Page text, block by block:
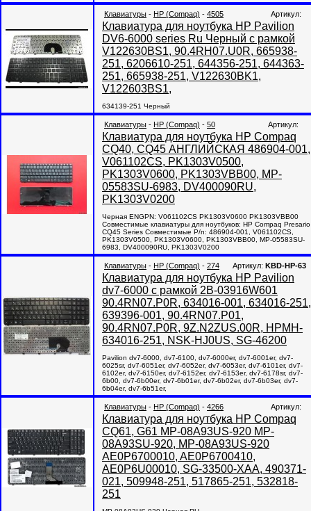
Клавиатуры - HP (Compaq) - 4505 Артикул:
Клавиатура для ноутбука HP Pavilion
DV6-6000 series Ru Черный с рамкой
V122630BS1, 90.4RH07.U0R, 665938-
251, 6206610-251, 644356-251, 644363-
251, 665938-251, V122630BK1,
V122603BS1,
634139-251 Черный
Клавиатуры - HP (Compaq) - 50 Артикул:
Клавиатура для ноутбука HP Compaq
CQ40, CQ45 АНГЛИЙСКАЯ 486904-001,
V061102CS, PK1303V0500,
PK1303V0600, PK1303VBB00, MP-
05583SU-6983, DV400090RU,
PK1303V0200
Черная ENGPN: V061102CS PK1303V0600 PK1303VBB00
Совместимые клавиатуры для ноутбуков: HP Compaq Presario
CQ45 Series Совместимые P/n: 486904-001, V061102CS,
PK1303V0500, PK1303V0600, PK1303VBB00, MP-05583SU-
6983, DV400090RU, PK1303V0200
Клавиатуры - HP (Compaq) - 274 Артикул: KBD-HP-63
Клавиатура для ноутбука HP Pavilion
dv7-6000 с рамкой 2B-03916W601
90.4RN07.P0R, 634016-001, 634016-251,
639396-001, 90.4RN07.P01,
90.4RN07.P0R, 9Z.N2ZUS.00R, HPMH-
634016-251, NSK-HJ0US, SG-46200
Pavilion dv7-6000, dv7-6100, dv7-6000er, dv7-6001er, dv7-
6025sr, dv7-6051er, dv7-6052er, dv7-6053er, dv7-6101er, dv7-
6102er, dv7-6150er, dv7-6152er, dv7-6153er, dv7-6178sr, dv7-
6b00, dv7-6b00er, dv7-6b01er, dv7-6b02er, dv7-6b03er, dv7-
6b04er, dv7-6b51er,
Клавиатуры - HP (Compaq) - 4266 Артикул:
Клавиатура для ноутбука HP Compaq
CQ61, G61 MP-08A93US-920 MP-
08A93SU-920, MP-08A93US-920
AE0P6700010, AE0P6700410,
AE0P6U00010, SG-33500-XAA, 490371-
021, 509948-251, 517865-251, 532818-
251